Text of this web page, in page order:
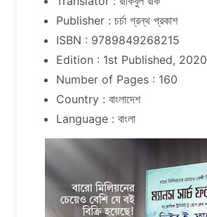
Publisher : চর্চা গ্রন্থ প্রকাশ
ISBN : 9789849268215
Edition : 1st Published, 2020
Number of Pages : 160
Country : বাংলাদেশ
Language : বাংলা